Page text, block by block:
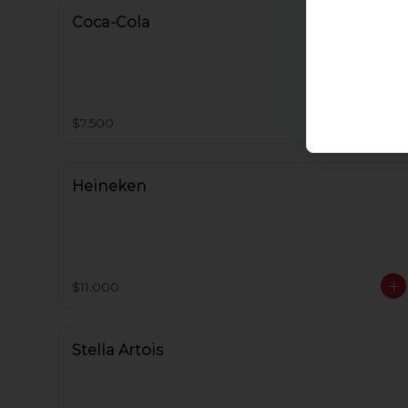
Coca-Cola
$7.500
Heineken
$11.000
Stella Artois